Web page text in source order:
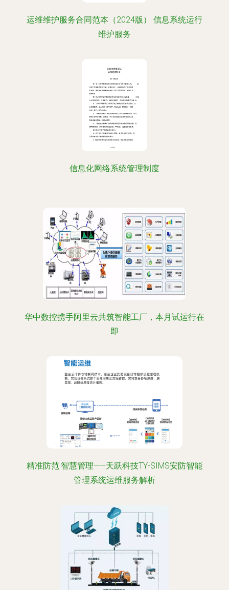
运维维护服务合同范本（2024版） 信息系统运行
维护服务
信息化网络系统管理制度
华中数控携手阿里云共筑智能工厂，本月试运行在
即
精准防范·智慧管理——天跃科技TY-SIMS安防智能
管理系统运维服务解析